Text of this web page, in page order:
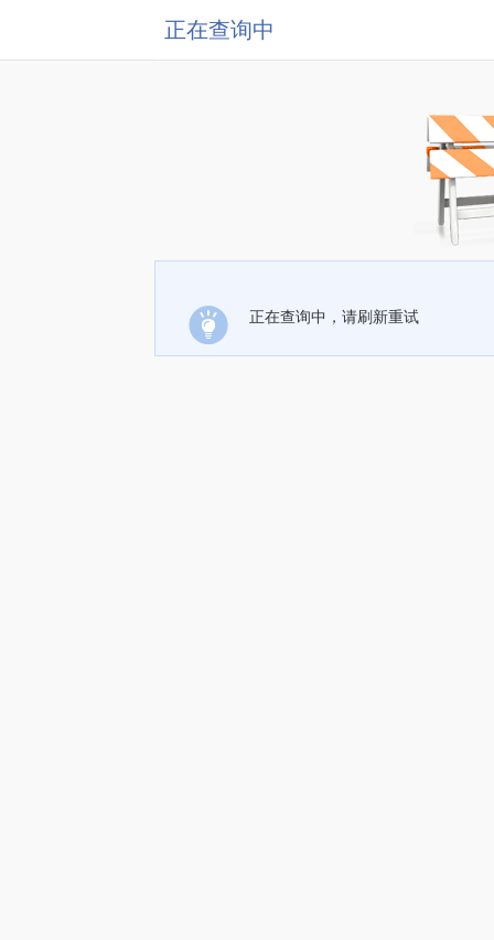
正在查询中
正在查询中，请刷新重试